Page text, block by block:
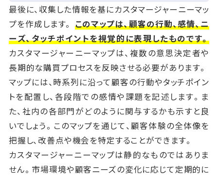
最後に、収集した情報を基にカスタマージャーニーマッ
プを作成します。このマップは、顧客の行動、感情、ニ
ーズ、タッチポイントを視覚的に表現したものです。
カスタマージャーニーマップは、複数の意思決定者や
長期的な購買プロセスを反映させる必要があります。
マップには、時系列に沿って顧客の行動やタッチポイン
トを配置し、各段階での感情や課題を記述します。ま
た、社内の各部門がどのように関与するかも示すと良
いでしょう。このマップを通じて、顧客体験の全体像を
把握し、改善点や機会を特定することができます。
カスタマージャーニーマップは静的なものではありま
せん。市場環境や顧客ニーズの変化に応じて定期的に